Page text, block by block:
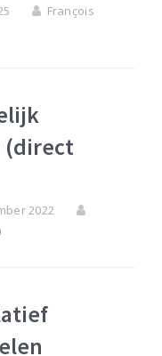
François
(direct
2022